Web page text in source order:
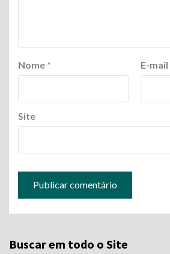
Nome * E-mail
Site
Buscar em todo o Site